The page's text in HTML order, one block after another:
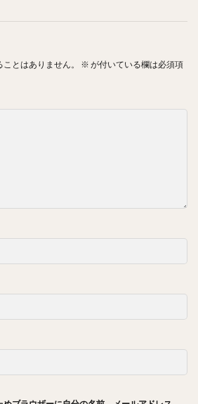
とはありません。 ※ が付いている欄は必須項